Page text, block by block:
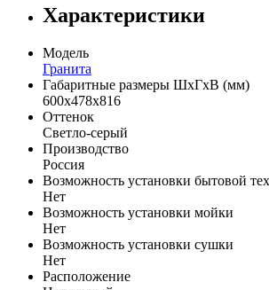
Характеристики
Модель
Гранита
Габаритные размеры ШхГхВ (мм)
600х478х816
Оттенок
Светло-серый
Производство
Россия
Возможность установки бытовой
Нет
Возможность установки мойки
Нет
Возможность установки сушки
Нет
Расположение